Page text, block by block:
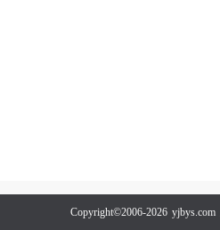
Copyright©2006-2026 yjbys.com